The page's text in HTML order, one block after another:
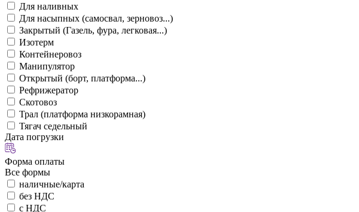
Для наливных
Для насыпных (самосвал, зерновоз...)
Закрытый (Газель, фура, легковая...)
Изотерм
Контейнеровоз
Манипулятор
Открытый (борт, платформа...)
Рефрижератор
Скотовоз
Трал (платформа низкорамная)
Тягач седельный
Дата погрузки
Форма оплаты
Все формы
наличные/карта
без НДС
с НДС